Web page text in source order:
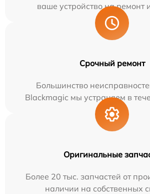
ваше устройство на ремонт
Срочный ремонт
Большинство
Blackmagic мы устраняем в
Оригинальные
Более 20 тыс. запчастей от
наличии на собственных